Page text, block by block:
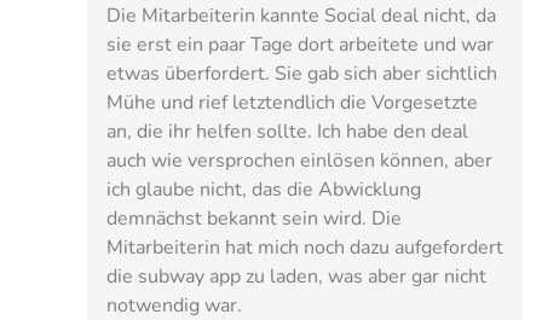
Die Mitarbeiterin kannte Social deal nicht, da
sie erst ein paar Tage dort arbeitete und war
etwas überfordert. Sie gab sich aber sichtlich
Mühe und rief letztendlich die Vorgesetzte
an, die ihr helfen sollte. Ich habe den deal
auch wie versprochen einlösen können, aber
ich glaube nicht, das die Abwicklung
demnächst bekannt sein wird. Die
Mitarbeiterin hat mich noch dazu aufgefordert
die subway app zu laden, was aber gar nicht
notwendig war.